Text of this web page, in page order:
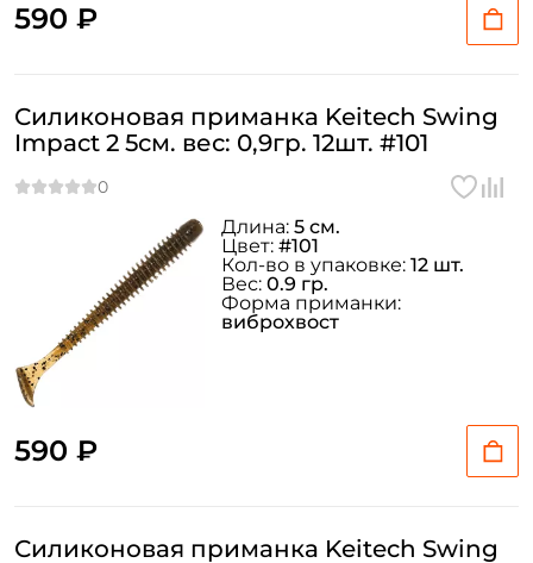
590 ₽
Силиконовая приманка Keitech Swing
Impact 2 5см. вес: 0,9гр. 12шт. #101
590 ₽
Длина: 5 см.
Цвет: #101
Кол-во в упаковке: 12 шт.
Вес: 0.9 гр.
Форма приманки:
виброхвост
Силиконовая приманка Keitech Swing